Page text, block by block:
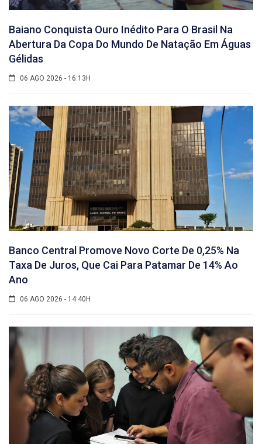
Baiano Conquista Ouro Inédito Para O Brasil Na
Abertura Da Copa Do Mundo De Natação Em Águas
Gélidas
06 AGO 2026 - 16:13H
Banco Central Promove Novo Corte De 0,25% Na
Taxa De Juros, Que Cai Para Patamar De 14% Ao
Ano
06 AGO 2026 - 14:40H